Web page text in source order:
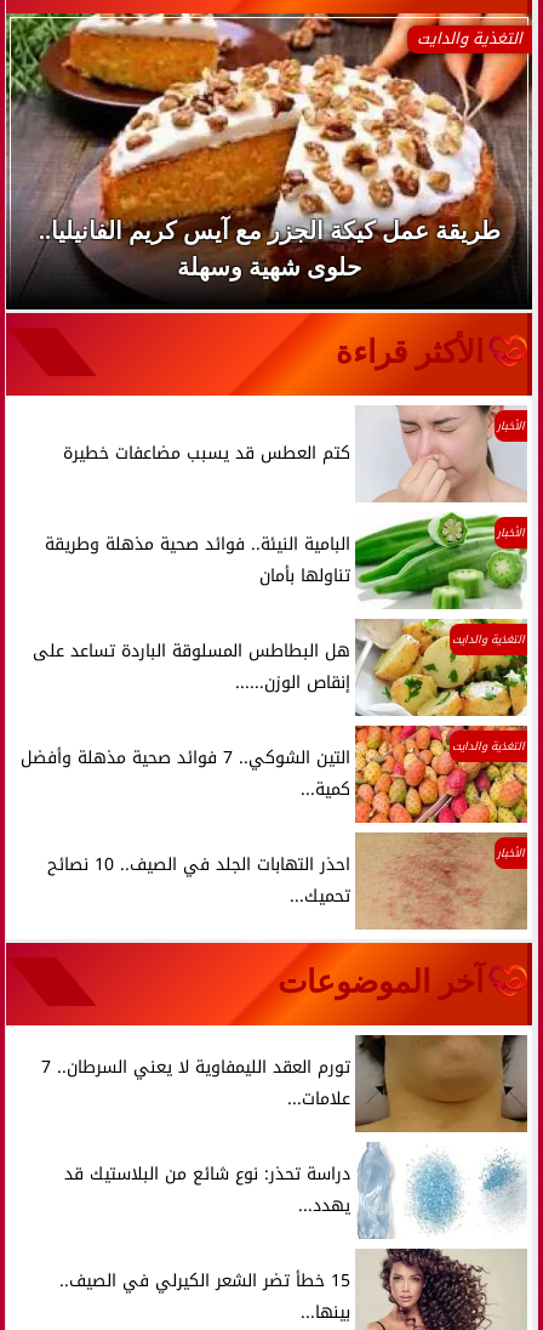
التغذية والدايت
طريقة عمل كيكة الجزر مع آيس كريم الفانيليا..
حلوى شهية وسهلة
الأكثر قراءة
الأخبار
كتم العطس قد يسبب مضاعفات خطيرة
الأخبار
البامية النيئة.. فوائد صحية مذهلة وطريقة
تناولها بأمان
التغذية والدايت
هل البطاطس المسلوقة الباردة تساعد على
إنقاص الوزن......
التغذية والدايت
التين الشوكي.. 7 فوائد صحية مذهلة وأفضل
كمية...
الأخبار
احذر التهابات الجلد في الصيف.. 10 نصائح
تحميك...
آخر الموضوعات
تورم العقد الليمفاوية لا يعني السرطان.. 7
علامات...
دراسة تحذر: نوع شائع من البلاستيك قد
يهدد...
15 خطأ تضر الشعر الكيرلي في الصيف..
بينها...